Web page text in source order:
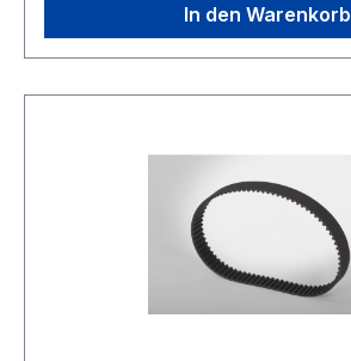
In den Warenkorb